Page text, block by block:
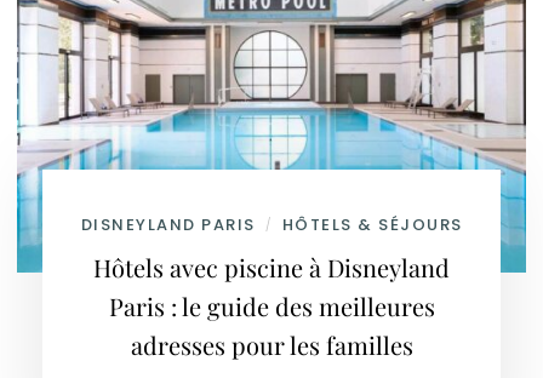
DISNEYLAND PARIS / HÔTELS & SÉJOURS
Hôtels avec piscine à Disneyland
Paris : le guide des meilleures
adresses pour les familles